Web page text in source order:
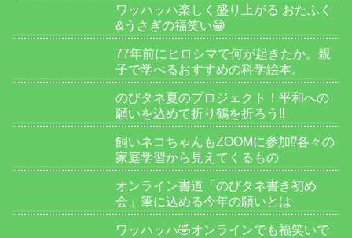
ワッハッハ楽しく盛り上がる おたふく
&うさぎの福笑い😁
77年前にヒロシマで何が起きたか。親
子で学べるおすすめの科学絵本。
のびタネ夏のプロジェクト！平和への
願いを込めて折り鶴を折ろう‼️
飼いネコちゃんもZOOMに参加⁉️各々の
家庭学習から見えてくるもの
オンライン書道「のびタネ書き初め
会」筆に込める今年の願いとは
ワッハッハ🤣オンラインでも福笑いで